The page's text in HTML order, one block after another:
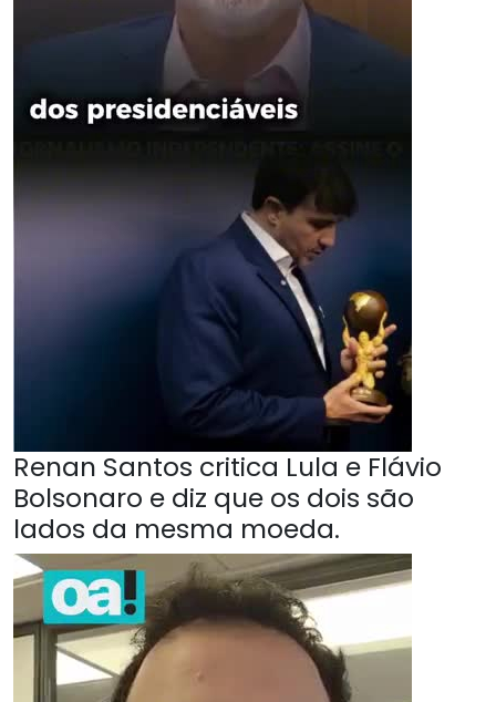
Renan Santos critica Lula e Flávio
Bolsonaro e diz que os dois são
lados da mesma moeda.